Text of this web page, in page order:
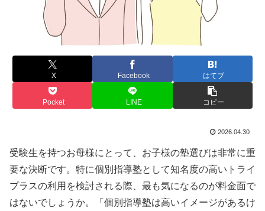
X Facebook はてブ
Pocket LINE コピー
2026.04.30
受験生を持つお母様にとって、お子様の塾選びは非常に重
要な決断です。特に個別指導塾として知名度の高いトライ
プラスの利用を検討される際、最も気になるのが料金面で
はないでしょうか。「個別指導塾は高いイメージがあるけ